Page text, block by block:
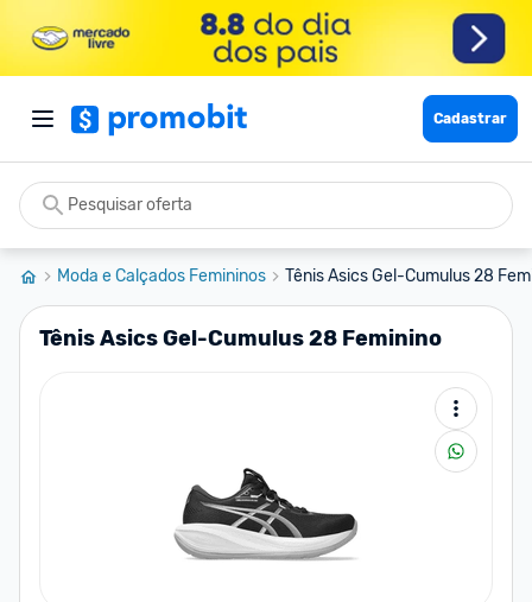
Cadastrar
Moda e Calçados Femininos Tênis Asics Gel-Cumulus 28
Tênis Asics Gel-Cumulus 28 Feminino